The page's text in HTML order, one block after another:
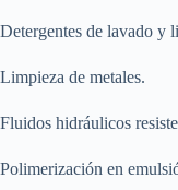
Detergentes de lavado y
Limpieza de metales.
Fluidos hidráulicos
Polimerización en